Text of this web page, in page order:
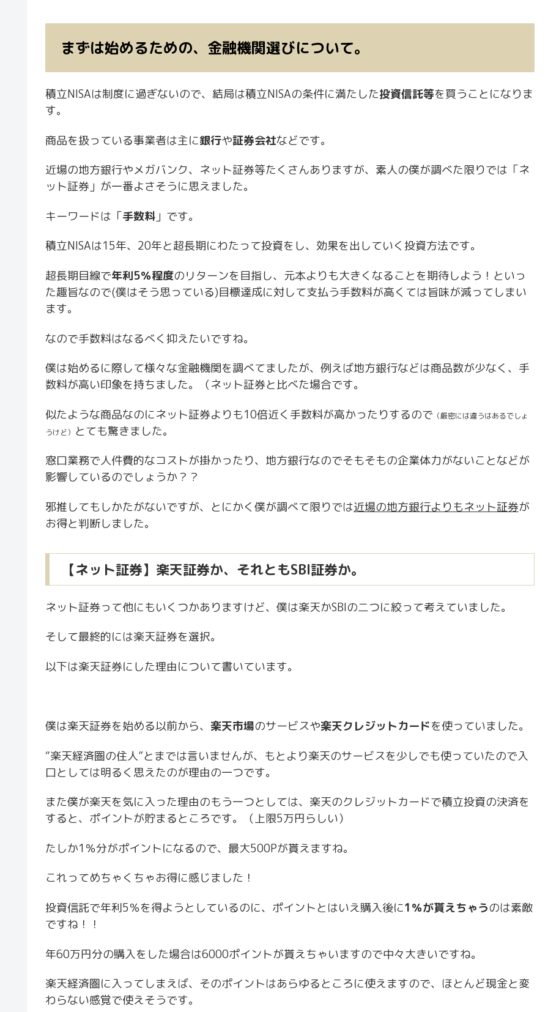
まずは始めるための、金融機関選びについて。
積立NISAは制度に過ぎないので、結局は積立NISAの条件に満たした投資信託等を買うことになりま
す。
商品を扱っている事業者は主に銀行や証券会社などです。
近場の地方銀行やメガバンク、ネット証券等たくさんありますが、素人の僕が調べた限りでは「ネ
ット証券」が一番よさそうに思えました。
キーワードは「手数料 」です。
積立NISAは15年、20年と超長期にわたって投資をし、効果を出していく投資方法です。
超長期目線で年利5％程度のリターンを目指し、元本よりも大きくなることを期待しよう！といっ
た趣旨なので(僕はそう思っている)目標達成に対して支払う手数料が高くては旨味が減ってしまい
ます。
なので手数料はなるべく抑えたいですね。
僕は始めるに際して様々な金融機関を調べてましたが、例えば地方銀行などは商品数が少なく、手
数料が高い印象を持ちました。（ネット証券と比べた場合です。
似たような商品なのにネット証券よりも10倍近く手数料が高かったりするので （厳密には違うはあるでしょ
うけど） とても驚きました。
窓口業務で人件費的なコストが掛かったり、地方銀行なのでそもそもの企業体力がないことなどが
影響しているのでしょうか？？
邪推してもしかたがないですが、とにかく僕が調べて限りでは近場の地方銀行よりもネット証券が
お得と判断しました。
【ネット証券】楽天証券か、それともSBI証券か。
ネット証券って他にもいくつかありますけど、僕は楽天かSBIの二つに絞って考えていました。
そして最終的には楽天証券を選択。
以下は楽天証券にした理由について書いています。
僕は楽天証券を始める以前から、 楽天市場のサービスや楽天クレジットカードを使っていました。
“楽天経済圏の住人”とまでは言いませんが、もとより楽天のサービスを少しでも使っていたので入
口としては明るく思えたのが理由の一つです。
また僕が楽天を気に入った理由のもう一つとしては、楽天のクレジットカードで積立投資の決済を
すると、ポイントが貯まるところです。（上限5万円らしい）
たしか1％分がポイントになるので、最大500Pが貰えますね。
これってめちゃくちゃお得に感じました！
投資信託で年利5％を得ようとしているのに、ポイントとはいえ購入後に1％が貰えちゃうのは素敵
ですね！！
年60万円分の購入をした場合は6000ポイントが貰えちゃいますので中々大きいですね。
楽天経済圏に入ってしまえば、そのポイントはあらゆるところに使えますので、ほとんど現金と変
わらない感覚で使えそうです。